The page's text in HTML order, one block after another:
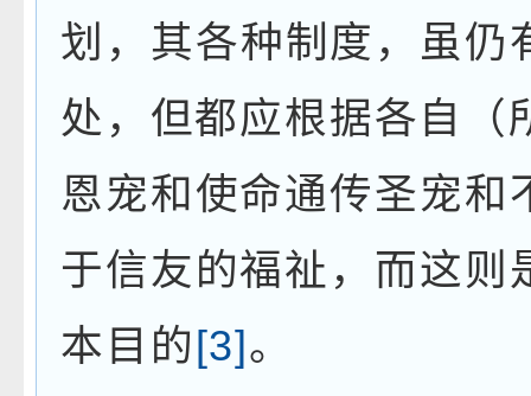
划，其各种制度，虽仍
处，但都应根据各自（
恩宠和使命通传圣宠和
于信友的福祉，而这则
本目的[3]。